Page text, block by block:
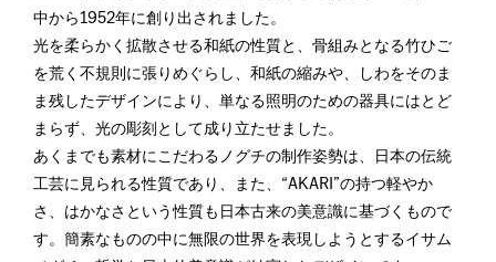
中から1952年に創り出されました。
光を柔らかく拡散させる和紙の性質と、骨組みとなる竹ひご
を荒く不規則に張りめぐらし、和紙の縮みや、しわをそのま
ま残したデザインにより、単なる照明のための器具にはとど
まらず、光の彫刻として成り立たせました。
あくまでも素材にこだわるノグチの制作姿勢は、日本の伝統
工芸に見られる性質であり、また、“AKARI”の持つ軽やか
さ、はかなさという性質も日本古来の美意識に基づくもので
す。簡素なものの中に無限の世界を表現しようとするイサム